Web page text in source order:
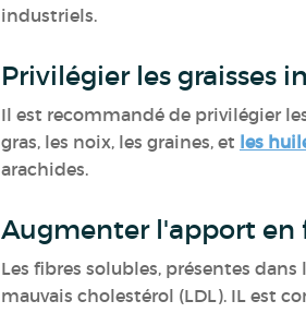
industriels.
Privilégier les graisses
Il est recommandé de privilégier
gras, les noix, les graines, et les
arachides.
Augmenter l'apport en
Les fibres solubles, présentes
mauvais cholestérol (LDL). IL est